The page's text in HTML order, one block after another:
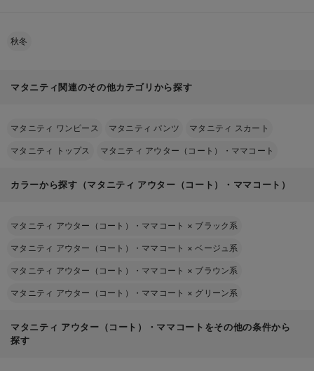
秋冬
マタニティ関連のその他カテゴリから探す
マタニティ ワンピース マタニティ パンツ マタニティ スカート
マタニティ トップス マタニティ アウター（コート）・ママコート
カラーから探す（マタニティ アウター（コート）・ママコート）
マタニティ アウター（コート）・ママコート × ブラック系
マタニティ アウター（コート）・ママコート ×ベージュ系
マタニティ アウター（コート）・ママコート × ブラウン系
マタニティ アウター（コート）・ママコート × グリーン系
マタニティ アウター（コート）・ママコートをその他の条件から
探す